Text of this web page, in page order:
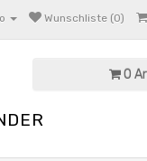
Wunschliste (0)
0